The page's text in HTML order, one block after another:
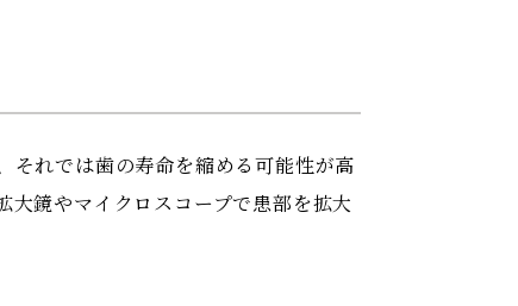
それでは歯の寿命を縮める可能性が高
鏡やマイクロスコープで患部を拡大